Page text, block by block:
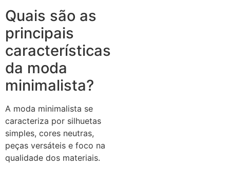
Quais são as
principais
características
da moda
minimalista?
A moda minimalista se
caracteriza por silhuetas
simples, cores neutras,
peças versáteis e foco na
qualidade dos materiais.